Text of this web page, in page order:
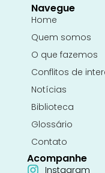
Navegue
Home
Quem somos
O que fazemos
Conflitos de
Notícias
Biblioteca
Glossário
Contato
Acompanhe
Instagram